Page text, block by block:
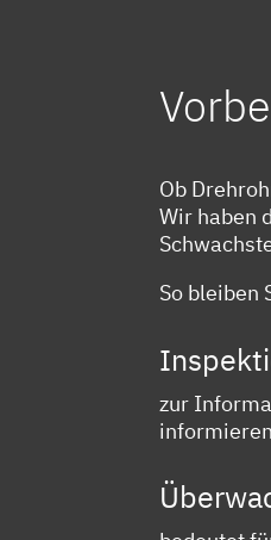
Ob
Wir haben
So bleiben
zur